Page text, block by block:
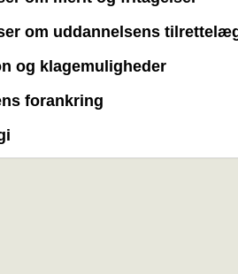
om uddannelsens
og klagemuligheder
forankring